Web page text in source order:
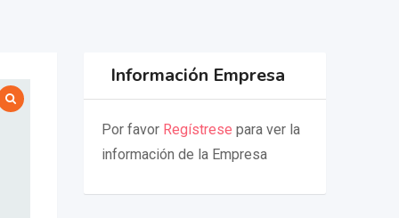
Información Empresa
Por favor Regístrese para ver la
información de la Empresa